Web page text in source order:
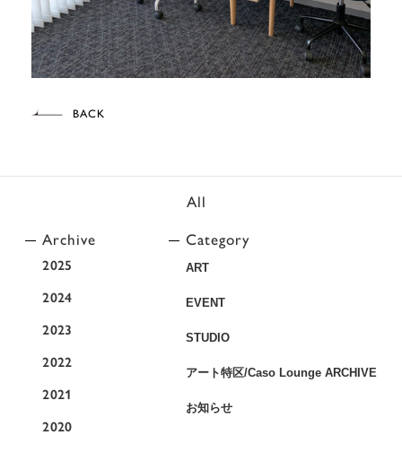
All
Archive
2025
2024
2023
2022
2021
2020
Category
ART
EVENT
STUDIO
アート特区/Caso Lounge ARCHIVE
お知らせ
BACK